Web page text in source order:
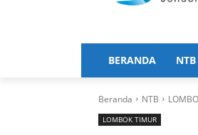
BERANDA NTB
Beranda NTB
LOMBOK TIMUR